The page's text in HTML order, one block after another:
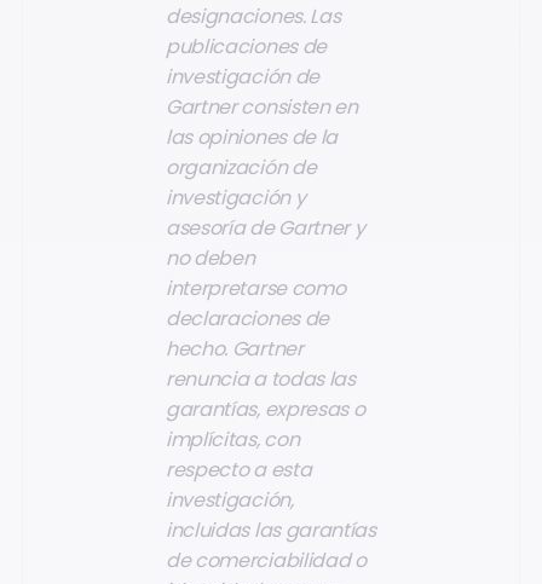
designaciones. Las
publicaciones de
investigación de
Gartner consisten en
las opiniones de la
organización de
investigación y
asesoría de Gartner y
no deben
interpretarse como
declaraciones de
hecho. Gartner
renuncia a todas las
garantías, expresas o
implícitas, con
respecto a esta
investigación,
incluidas las garantías
de comerciabilidad o